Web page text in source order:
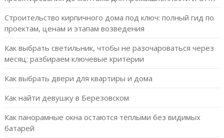
Строительство кирпичного дома под ключ: полный гид по
проектам, ценам и этапам возведения
Как выбрать светильник, чтобы не разочароваться через
месяц: разбираем ключевые критерии
Как выбрать двери для квартиры и дома
Как найти девушку в Березовском
Как панорамные окна остаются тёплыми без видимых
батарей